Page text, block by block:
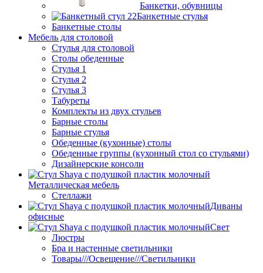
Банкетки, обувницы
Банкетные стулья
Банкетные столы
Мебель для столовой
Стулья для столовой
Столы обеденные
Стулья 1
Стулья 2
Стулья 3
Табуреты
Комплекты из двух стульев
Барные столы
Барные стулья
Обеденные (кухонные) столы
Обеденные группы (кухонный стол со стульями)
Дизайнерские консоли
Металлическая мебель
Стеллажи
Диваны
офисные
Свет
Люстры
Бра и настенные светильники
Товары///Освещение///Светильники